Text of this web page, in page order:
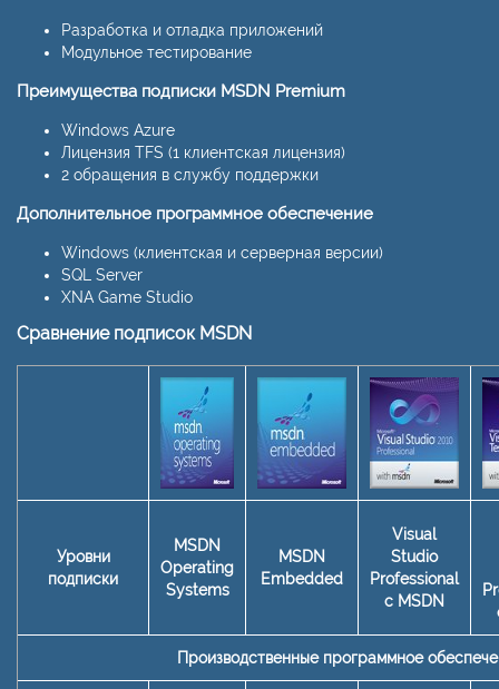
Разработка и отладка приложений
Модульное тестирование
Преимущества подписки MSDN Premium
Windows Azure
Лицензия TFS (1 клиентская лицензия)
2 обращения в службу поддержки
Дополнительное программное обеспечение
Windows (клиентская и серверная версии)
SQL Server
XNA Game Studio
Сравнение подписок MSDN
Уровни
подписки
MSDN
Operating
Systems
MSDN
Embedded
Visual
Studio
Professional
с MSDN
Производственные программное